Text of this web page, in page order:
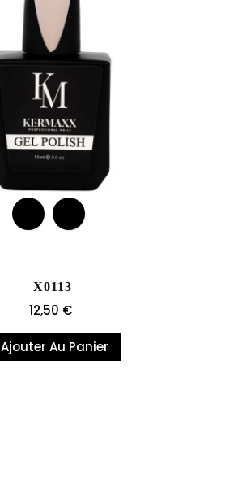
X0113
Prix
12,50 €
Ajouter Au Panier